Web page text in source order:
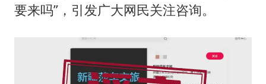
47岁妈妈突然产女 26岁女儿：很震惊
要来吗”，引发广大网民关注咨询。